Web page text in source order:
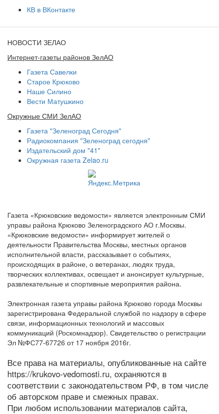
КВ в ВКонтакте
НОВОСТИ ЗЕЛАО
Интернет-газеты районов ЗелАО
Газета Савелки
Старое Крюково
Наше Силино
Вести Матушкино
Окружные СМИ ЗелАО
Газета "Зеленоград Сегодня"
Радиокомпания "Зеленоград сегодня"
Издательский дом "41"
Окружная газета Zelao.ru
Газета «Крюковские ведомости» является электронным СМИ
управы района Крюково Зеленоградского АО г.Москвы.
«Крюковские ведомости» информирует жителей о
деятельности Правительства Москвы, местных органов
исполнительной власти, рассказывает о событиях,
происходящих в районе, о ветеранах, людях труда,
творческих коллективах, освещает и анонсирует культурные,
развлекательные и спортивные мероприятия района.
Электронная газета управы района Крюково города Москвы
зарегистрирована Федеральной службой по надзору в сфере
связи, информационных технологий и массовых
коммуникаций (Роскомнадзор). Свидетельство о регистрации
Эл №ФС77-67726 от 17 ноября 2016г.
Все права на материалы, опубликованные на сайте
https://krukovo-vedomosti.ru, охраняются в
соответствии с законодательством РФ, в том числе
об авторском праве и смежных правах.
При любом использовании материалов сайта,